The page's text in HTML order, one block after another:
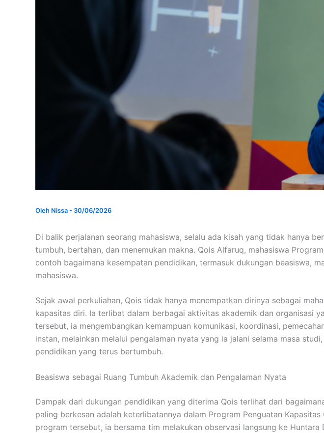
Oleh Nissa- 30/06/2026
Di balik perjalanan seorang mahasiswa, selalu ada kisah yang tidak hanya
tumbuh, bertahan, dan menemukan makna. Qois Alfaruq, mahasiswa
contoh bagaimana kesempatan pendidikan, termasuk dukungan beasiswa,
mahasiswa.
Sejak awal perkuliahan, Qois tidak hanya menempatkan dirinya sebagai
kapasitas diri. Ia terlibat dalam berbagai aktivitas akademik dan organisasi
tersebut, ia mengembangkan kemampuan komunikasi, koordinasi,
instan, melainkan melalui pengalaman nyata yang ia jalani selama masa
pendidikan yang terus bertumbuh.
Beasiswa sebagai Ruang Tumbuh Akademik dan Pengalaman Nyata
Dampak dari dukungan pendidikan yang diterima Qois terlihat dari
paling berkesan adalah keterlibatannya dalam Program Penguatan
program tersebut, ia bersama tim melakukan observasi langsung ke